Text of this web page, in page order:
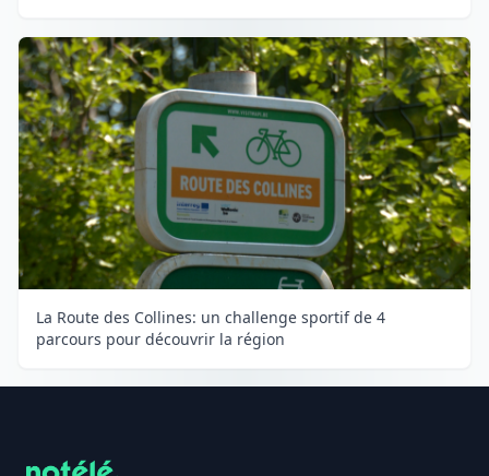
La Route des Collines: un challenge sportif de 4
parcours pour découvrir la région